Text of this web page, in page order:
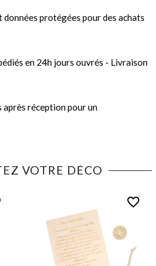
données protégées pour des achats
en 24h jours ouvrés - Livraison
après réception pour un
VOTRE DÉCO
favorite_border